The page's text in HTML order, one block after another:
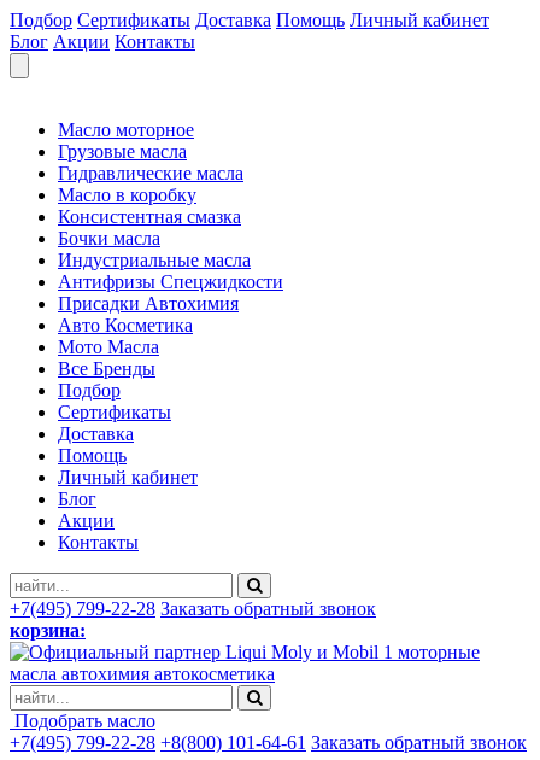
Подбор Сертификаты Доставка Помощь Личный кабинет
Блог Акции Контакты
Масло моторное
Грузовые масла
Гидравлические масла
Масло в коробку
Консистентная смазка
Бочки масла
Индустриальные масла
Антифризы Спецжидкости
Присадки Автохимия
Авто Косметика
Мото Масла
Все Бренды
Подбор
Сертификаты
Доставка
Помощь
Личный кабинет
Блог
Акции
Контакты
+7(495) 799-22-28 Заказать обратный звонок
корзина:
моторные
масла автохимия автокосметика
Подобрать масло
+7(495) 799-22-28 +8(800) 101-64-61 Заказать обратный звонок